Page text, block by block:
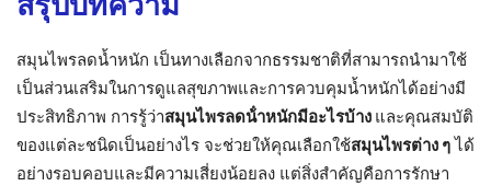
สมุนไพรลดน้ำหนัก เป็นทางเลือกจากธรรมชาติที่สามารถนำมาใช้
เป็นส่วนเสริมในการดูแลสุขภาพและการควบคุมน้ำหนักได้อย่างมี
ประสิทธิภาพ การรู้ว่าสมุนไพรลดน้ําหนักมีอะไรบ้าง และคุณสมบัติ
ของแต่ละชนิดเป็นอย่างไร จะช่วยให้คุณเลือกใช้สมุนไพรต่าง ๆได้
อย่างรอบคอบและมีความเสี่ยงน้อยลง แต่สิ่งสำคัญคือการรักษา